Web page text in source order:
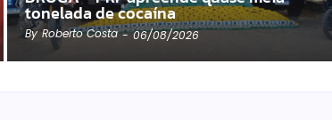
tonelada de cocaína
By Roberto Costa - 06/08/2026